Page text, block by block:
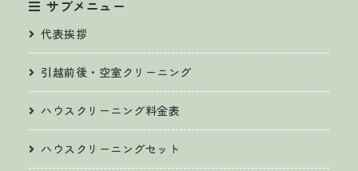
サブメニュー
代表挨拶
引越前後・空室クリーニング
ハウスクリーニング料金表
ハウスクリーニングセット